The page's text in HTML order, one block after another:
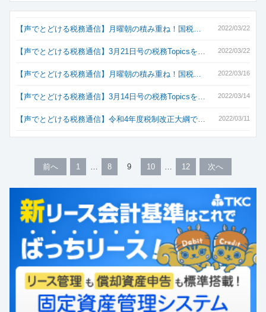
2022/03/22
【声でとどける税務通信】月曜朝の積み重ね！国税…
2022/03/22
【声でとどける税務通信】3月21日号の税務Topicsを…
2022/03/16
【声でとどける税務通信】月曜朝の積み重ね！国税…
2022/03/14
【声でとどける税務通信】3月14日号の税務Topicsを…
2022/03/11
【声でとどける税務通信】令和4年度税制改正大綱で…
前へ 1 8 9 10 12 次へ